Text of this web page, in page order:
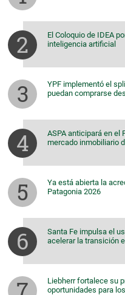
El Coloquio de IDEA
inteligencia artificial
YPF implementó el
puedan comprarse
ASPA anticipará en el
mercado inmobiliario
Ya está abierta la
Patagonia 2026
Santa Fe impulsa el
acelerar la transición
Liebherr fortalece su
oportunidades para